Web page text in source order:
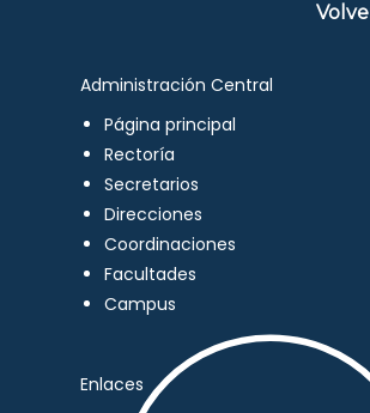
Administración Central
Página principal
Rectoría
Secretarios
Direcciones
Coordinaciones
Facultades
Campus
Enlaces